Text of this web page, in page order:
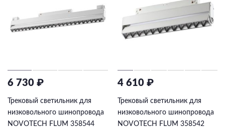
6 730 ₽
Трековый светильник для
низковольного шинопровода
NOVOTECH FLUM 358544
4 610 ₽
Трековый светильник для
низковольного шинопровода
NOVOTECH FLUM 358542